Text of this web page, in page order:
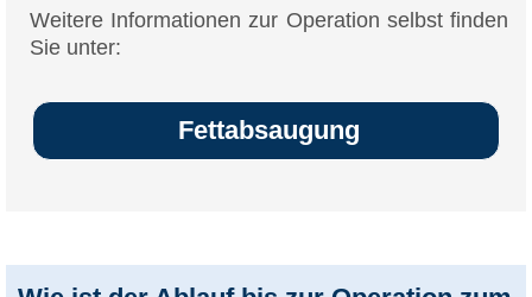
Weitere Informationen zur Operation selbst finden
Sie unter:
Fettabsaugung